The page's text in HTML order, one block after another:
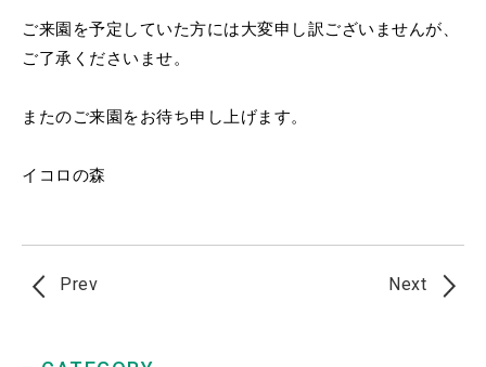
ご来園を予定していた方には大変申し訳ございませんが、
ご了承くださいませ。
またのご来園をお待ち申し上げます。
イコロの森
Prev Next